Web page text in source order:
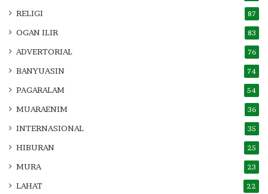
RELIGI 87
OGAN ILIR 83
ADVERTORIAL 76
BANYUASIN 74
PAGARALAM 54
MUARAENIM 36
INTERNASIONAL 35
HIBURAN 25
MURA 23
LAHAT 22